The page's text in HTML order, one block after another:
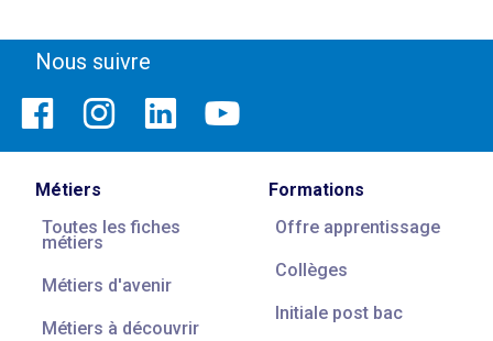
Nous suivre
Métiers
Toutes les fiches
métiers
Métiers d'avenir
Métiers à découvrir
Formations
Offre apprentissage
Collèges
Initiale post bac